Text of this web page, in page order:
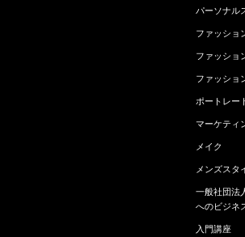
パーソナル
ファッショ
ファッショ
ファッショ
ポートレー
マーケティ
メイク
メンズスタ
一般社団法
へのビジネ
入門講座